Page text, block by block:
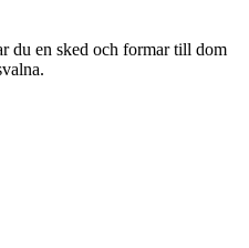
du en sked och formar till dom